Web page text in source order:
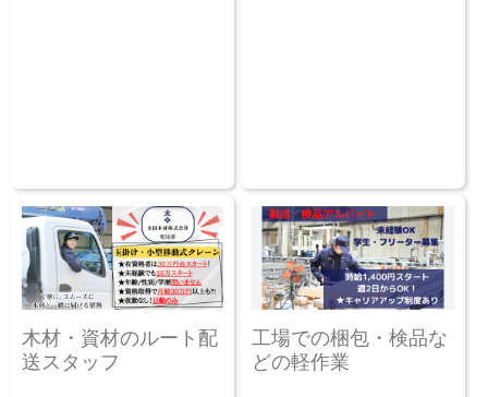
木材・資材のルート配
送スタッフ
工場での梱包・検品な
どの軽作業